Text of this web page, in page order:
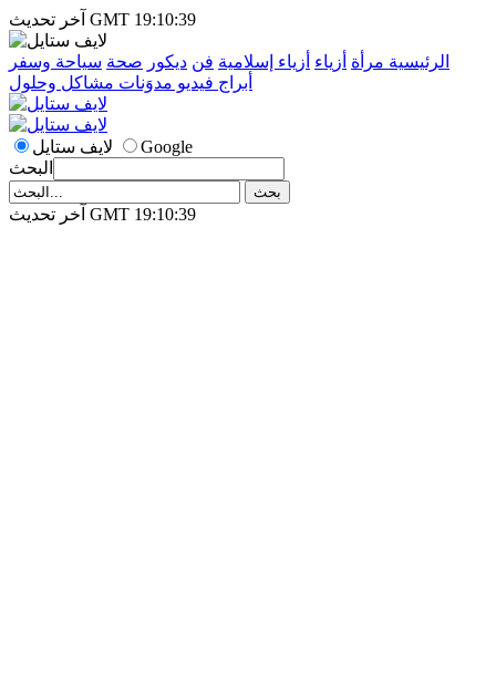
آخر تحديث GMT 19:10:39
الرئيسية مرأة أزياء أزياء إسلامية فن ديكور صحة سياحة وسفر
أبراج فيديو مدوَنات مشاكل وحلول
لايف ستايل
Google
البحث
آخر تحديث GMT 19:10:39